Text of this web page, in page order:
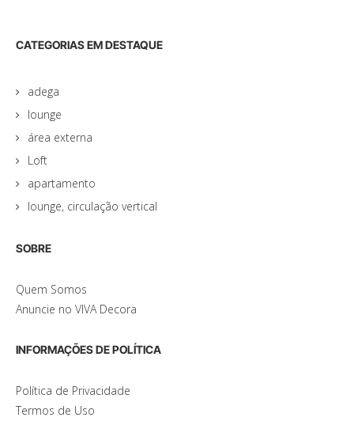
CATEGORIAS EM DESTAQUE
adega
lounge
área externa
Loft
apartamento
lounge, circulação vertical
SOBRE
Quem Somos
Anuncie no VIVA Decora
INFORMAÇÕES DE POLÍTICA
Política de Privacidade
Termos de Uso